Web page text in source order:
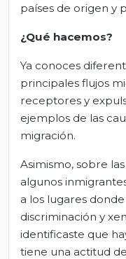
países de origen y
¿Qué hacemos?
Ya conoces
principales flujos
receptores y
ejemplos de las
migración.
Asimismo, sobre
algunos
a los lugares
discriminación y
identificaste que
tiene una actitud